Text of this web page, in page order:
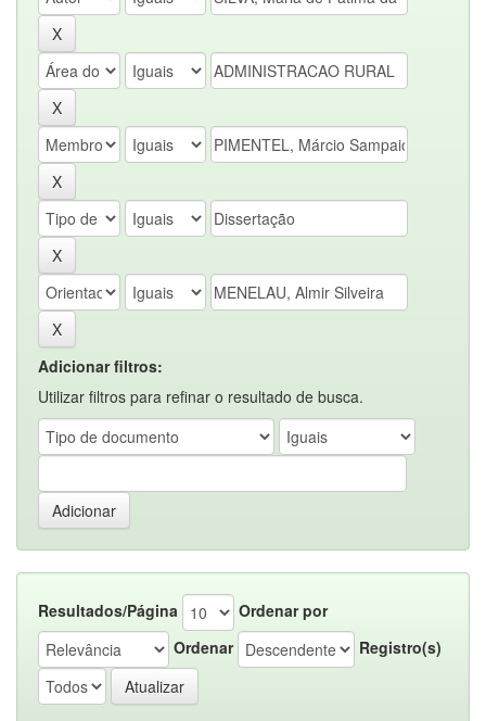
Adicionar filtros:
Utilizar filtros para refinar o resultado de busca.
Resultados/Página
Ordenar por
Ordenar
Registro(s)